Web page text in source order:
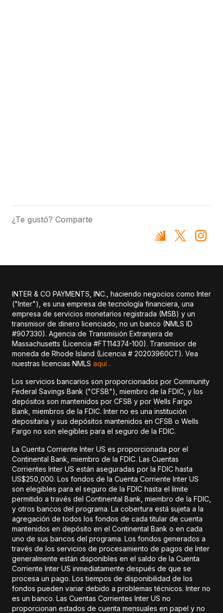
¿Te gustó? Comparte
INTER & CO PAYMENTS, INC., haciendo negocios como Inter
("Inter"), es una empresa de tecnología financiera, una
empresa de servicios monetarios registrada (MSB) y un
transmisor de dinero licenciado, no un banco (NMLS ID
#907330). Agencia de Transmisión Extranjera de
Massachusetts (Licencia #FT114374-100). Transmisor de
moneda de Rhode Island (Licencia # 20203960CT). Vea
nuestras licencias NMLS aquí .
Los servicios bancarios son proporcionados por Community
Federal Savings Bank ("CFSB"), miembro de la FDIC, y los
depósitos son mantenidos por CFSB y por Wells Fargo
Bank, miembros de la FDIC. Inter no es una institución
depositaria y sus depósitos mantenidos en CFSB o Wells
Fargo no son elegibles para el seguro de la FDIC.
La Cuenta Corriente Inter US es proporcionada por el
Continental Bank, miembro de la FDIC. Las Cuentas
Corrientes Inter US están aseguradas por la FDIC hasta
US$250,000. Los fondos de la Cuenta Corriente Inter US
son elegibles para el seguro de la FDIC hasta el límite
permitido a través del Continental Bank, miembro de la FDIC,
y otros bancos del programa. La cobertura está sujeta a la
agregación de todos los fondos de cada titular de cuenta
mantenidos en depósito en el Continental Bank o en cada
uno de sus bancos del programa. Los fondos generados a
través de los servicios de procesamiento de pagos de Inter
generalmente están disponibles en el saldo de la Cuenta
Corriente Inter US inmediatamente después de que se
procesa un pago. Los tiempos de disponibilidad de los
fondos pueden variar debido a problemas técnicos. Inter no
es un banco. Las Cuentas Corrientes Inter US no
proporcionan estados de cuenta mensuales en papel y no